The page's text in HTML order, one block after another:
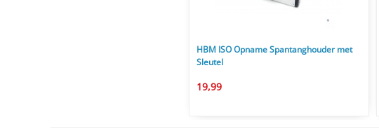
HBM ISO Opname Spantanghouder met
Sleutel
19,99